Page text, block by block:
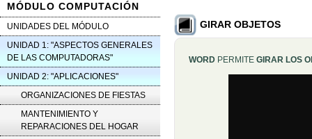
MÓDULO COMPUTACIÓN
UNIDADES DEL MÓDULO
UNIDAD 1: "ASPECTOS GENERALES
DE LAS COMPUTADORAS"
UNIDAD 2: "APLICACIONES"
ORGANIZACIONES DE FIESTAS
MANTENIMIENTO Y
REPARACIONES DEL HOGAR
GIRAR OBJETOS
WORD PERMITE GIRAR LOS